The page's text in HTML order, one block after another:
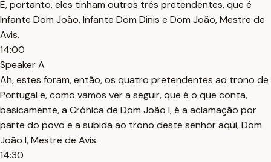
E, portanto, eles tinham outros três pretendentes, que é
Infante Dom João, Infante Dom Dinis e Dom João, Mestre de
Avis.
14:00
Speaker A
Ah, estes foram, então, os quatro pretendentes ao trono de
Portugal e, como vamos ver a seguir, que é o que conta,
basicamente, a Crónica de Dom João I, é a aclamação por
parte do povo e a subida ao trono deste senhor aqui, Dom
João I, Mestre de Avis.
14:30